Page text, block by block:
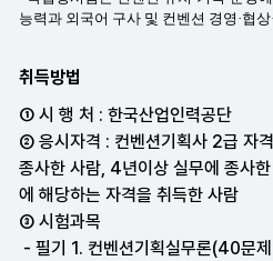
취득방법